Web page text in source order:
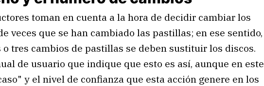
toman en cuenta a la hora de decidir cambiar los
veces que se han cambiado las pastillas; en ese sentido,
o tres cambios de pastillas se deben sustituir los discos.
de usuario que indique que esto es así, aunque en este
y el nivel de confianza que esta acción genere en los